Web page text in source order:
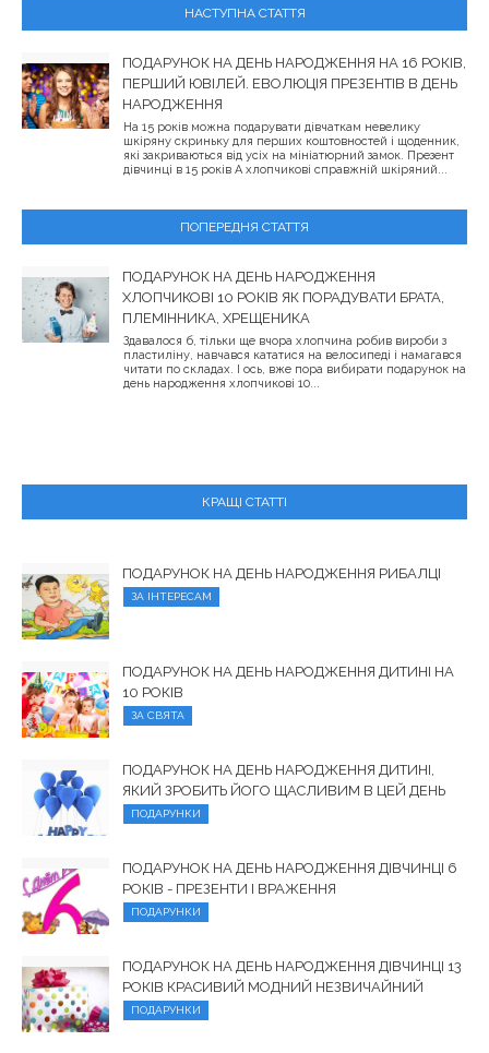
НАСТУПНА СТАТТЯ
ПОДАРУНОК НА ДЕНЬ НАРОДЖЕННЯ НА 16 РОКІВ,
ПЕРШИЙ ЮВІЛЕЙ. ЕВОЛЮЦІЯ ПРЕЗЕНТІВ В ДЕНЬ
НАРОДЖЕННЯ
На 15 років можна подарувати дівчаткам невелику
шкіряну скриньку для перших коштовностей і щоденник,
які закриваються від усіх на мініатюрний замок. Презент
дівчинці в 15 років А хлопчикові справжній шкіряний...
ПОПЕРЕДНЯ СТАТТЯ
ПОДАРУНОК НА ДЕНЬ НАРОДЖЕННЯ
ХЛОПЧИКОВІ 10 РОКІВ ЯК ПОРАДУВАТИ БРАТА,
ПЛЕМІННИКА, ХРЕЩЕНИКА
Здавалося б, тільки ще вчора хлопчина робив вироби з
пластиліну, навчався кататися на велосипеді і намагався
читати по складах. І ось, вже пора вибирати подарунок на
день народження хлопчикові 10...
КРАЩІ СТАТТІ
ПОДАРУНОК НА ДЕНЬ НАРОДЖЕННЯ РИБАЛЦІ
ЗА ІНТЕРЕСАМ
ПОДАРУНОК НА ДЕНЬ НАРОДЖЕННЯ ДИТИНІ НА
10 РОКІВ
ЗА СВЯТА
ПОДАРУНОК НА ДЕНЬ НАРОДЖЕННЯ ДИТИНІ,
ЯКИЙ ЗРОБИТЬ ЙОГО ЩАСЛИВИМ В ЦЕЙ ДЕНЬ
ПОДАРУНКИ
ПОДАРУНОК НА ДЕНЬ НАРОДЖЕННЯ ДІВЧИНЦІ 6
РОКІВ - ПРЕЗЕНТИ І ВРАЖЕННЯ
ПОДАРУНКИ
ПОДАРУНОК НА ДЕНЬ НАРОДЖЕННЯ ДІВЧИНЦІ 13
РОКІВ КРАСИВИЙ МОДНИЙ НЕЗВИЧАЙНИЙ
ПОДАРУНКИ